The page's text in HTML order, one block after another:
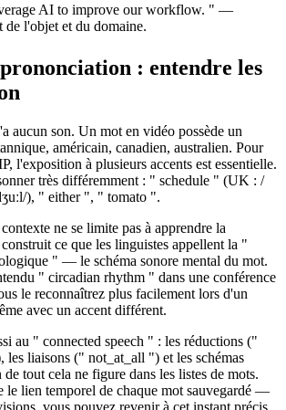
AI to improve our workflow. " —
de l'objet et du domaine.
: entendre les
aucun son. Un mot en vidéo possède un
américain, canadien, australien. Pour
l'exposition à plusieurs accents est essentielle.
très différemment : " schedule " (UK : /
), " either ", " tomato ".
ne se limite pas à apprendre la
ce que les linguistes appellent la "
" — le schéma sonore mental du mot.
" circadian rhythm " dans une conférence
le reconnaîtrez plus facilement lors d'un
avec un accent différent.
au " connected speech " : les réductions ("
liaisons (" not_at_all ") et les schémas
tout cela ne figure dans les listes de mots.
le lien temporel de chaque mot sauvegardé —
vous pouvez revenir à cet instant précis